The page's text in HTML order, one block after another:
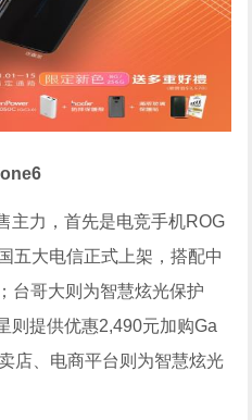
主力，首先是电竞手机ROG
五大电信正式上架，搭配中
台哥大则为智慧炫光保护
则提供优惠2,490元加购Ga
店、电商平台则为智慧炫光